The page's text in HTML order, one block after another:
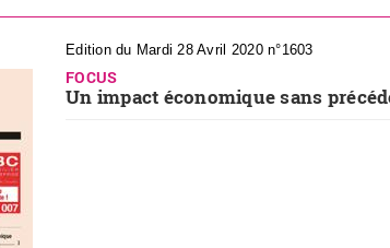
Edition du Mardi 28 Avril 2020 n°1603
FOCUS
Un impact économique sans